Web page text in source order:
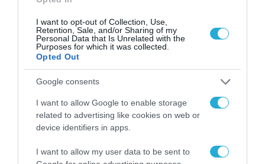
I want to opt-out of Collection, Use,
Retention, Sale, and/or Sharing of my
Personal Data that Is Unrelated with the
Purposes for which it was collected.
Opted Out
Google consents
I want to allow Google to enable storage
related to advertising like cookies on web or
device identifiers in apps.
I want to allow my user data to be sent to
ΤΕΧΝΟΛΟΓΙΕΣ
Η Check Point επαναπροσδιορίζει την
αγορά των firewalls με το νέο AI Network